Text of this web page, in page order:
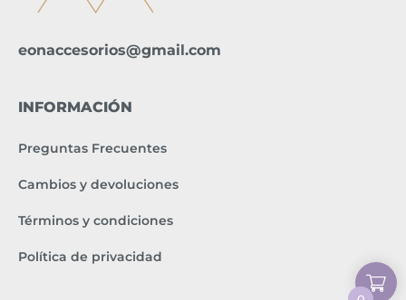
eonaccesorios@gmail.com
INFORMACIÓN
Preguntas Frecuentes
Cambios y devoluciones
Términos y condiciones
Política de privacidad